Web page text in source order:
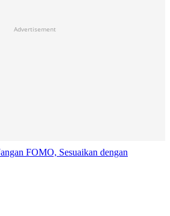
Advertisement
FOMO, Sesuaikan dengan